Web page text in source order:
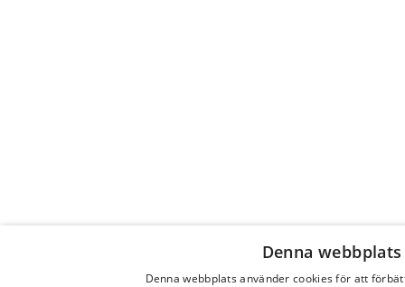
Denna
Denna webbplats använder cookies för att